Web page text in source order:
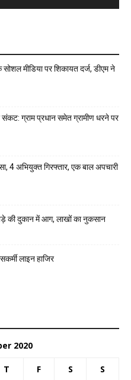
मीडिया पर शिकायत दर्ज, डीएम ने
ग्राम प्रधान समेत ग्रामीण धरने पर
4 अभियुक्त गिरफ्तार, एक बाल अपचारी
की दुकान में आग, लाखों का नुकसान
लाइन हाजिर
2020
T F S S